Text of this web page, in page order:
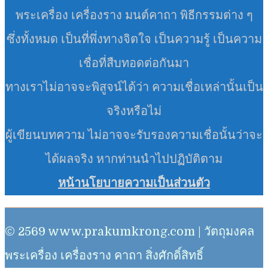
พระเครื่อง เครื่องราง มนต์คาถา พิธีกรรมต่าง ๆ
ซึ่งทั้งหมด เป็นที่พึ่งทางจิตใจ เป็นความรู้ เป็นความ
เชื่อที่สืบทอดต่อกันมา
ทางเราไม่อาจจะพิสูจน์ได้ว่า ความเชื่อเหล่านั้นเป็น
จริงหรือไม่
ผู้เขียนบทความ ไม่อาจจะรับรองความเชื่อนั้นว่าจะ
ได้ผลจริง หากท่านนำไปปฏิบัติตาม
หน้านโยบายความเป็นส่วนตัว
© 2569 www.prakumkrong.com | วัตถุมงคล
พระเครื่อง เครื่องราง คาถา สิ่งศักดิ์สิทธิ์